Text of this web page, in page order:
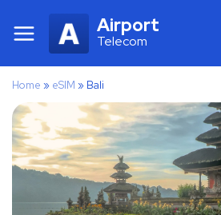
Airport
Telecom
Home » eSIM » Bali